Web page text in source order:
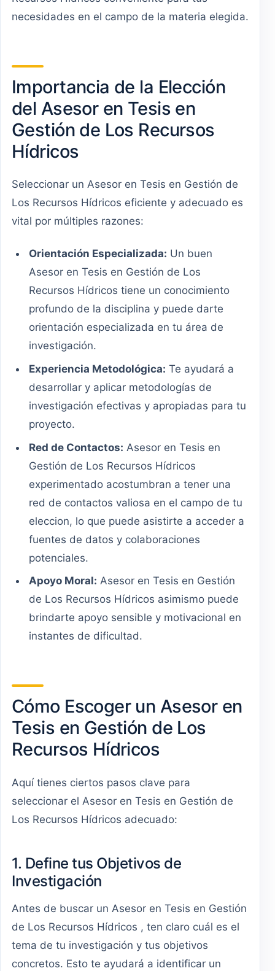
necesidades en el campo de la materia elegida.
Importancia de la Elección
del Asesor en Tesis en
Gestión de Los Recursos
Hídricos
Seleccionar un Asesor en Tesis en Gestión de
Los Recursos Hídricos eficiente y adecuado es
vital por múltiples razones:
Orientación Especializada: Un buen
Asesor en Tesis en Gestión de Los
Recursos Hídricos tiene un conocimiento
profundo de la disciplina y puede darte
orientación especializada en tu área de
investigación.
Experiencia Metodológica: Te ayudará a
desarrollar y aplicar metodologías de
investigación efectivas y apropiadas para tu
proyecto.
Red de Contactos: Asesor en Tesis en
Gestión de Los Recursos Hídricos
experimentado acostumbran a tener una
red de contactos valiosa en el campo de tu
eleccion, lo que puede asistirte a acceder a
fuentes de datos y colaboraciones
potenciales.
Apoyo Moral: Asesor en Tesis en Gestión
de Los Recursos Hídricos asimismo puede
brindarte apoyo sensible y motivacional en
instantes de dificultad.
Cómo Escoger un Asesor en
Tesis en Gestión de Los
Recursos Hídricos
Aquí tienes ciertos pasos clave para
seleccionar el Asesor en Tesis en Gestión de
Los Recursos Hídricos adecuado:
1. Define tus Objetivos de
Investigación
Antes de buscar un Asesor en Tesis en Gestión
de Los Recursos Hídricos , ten claro cuál es el
tema de tu investigación y tus objetivos
concretos. Esto te ayudará a identificar un